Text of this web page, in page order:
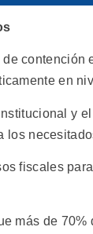
contención
en
y
los
fiscales
más de 70%